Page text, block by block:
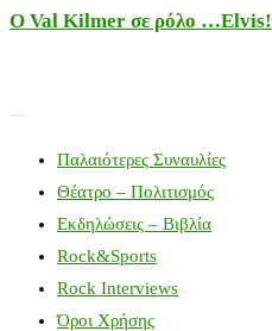
Ο Val Kilmer σε ρόλο …Elvis!
Παλαιότερες Συναυλίες
Θέατρο – Πολιτισμός
Εκδηλώσεις – Βιβλία
Rock&Sports
Rock Interviews
Όροι Χρήσης